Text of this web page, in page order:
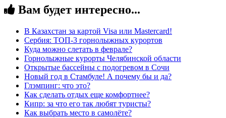
Вам будет интересно...
В Казахстан за картой Visa или Masterсard!
Сербия: ТОП-3 горнолыжных курортов
Куда можно слетать в феврале?
Горнолыжные курорты Челябинской области
Открытые бассейны с подогревом в Сочи
Новый год в Стамбуле! А почему бы и да?
Глэмпинг: что это?
Как сделать отдых еще комфортнее?
Кипр: за что его так любят туристы?
Как выбрать место в самолёте?